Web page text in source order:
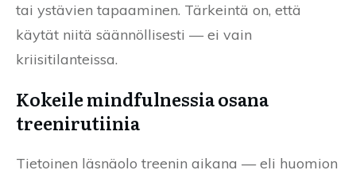
tai ystävien tapaaminen. Tärkeintä on, että
käytät niitä säännöllisesti — ei vain
kriisitilanteissa.
Kokeile mindfulnessia osana
treenirutiinia
Tietoinen läsnäolo treenin aikana — eli huomion